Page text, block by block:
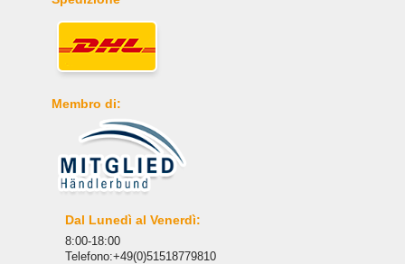
Membro di:
Dal Lunedì al Venerdì:
8:00-18:00
Telefono:+49(0)51518779810